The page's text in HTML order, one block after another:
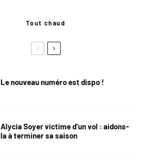
Tout chaud
Le nouveau numéro est dispo !
Alycia Soyer victime d’un vol : aidons-
la à terminer sa saison